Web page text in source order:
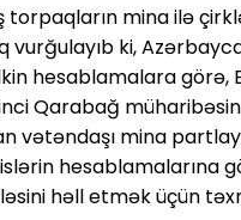
torpaqların mina ilə
ki,
hesablamalara
Qarabağ
mina
hesablamalarına
həll etmək üçün